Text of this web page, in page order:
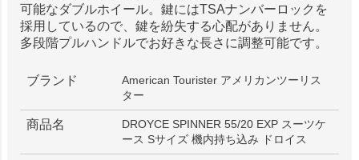
可能なダブルホイール。鍵にはTSAナンバーロックを
採用しているので、鍵を紛失する心配がありません。
多段階プルハンドルでお好きな長さに調整可能です。
ブランド
American Tourister アメリカンツーリス
ター
商品名
DROYCE SPINNER 55/20 EXP スーツケ
ース Sサイズ 機内持ち込み ドロイス